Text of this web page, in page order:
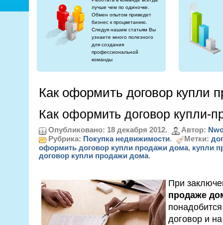
лучше чем по одиночке.
Обмен опытом приведет
бизнес к процветанию.
Следуя нашим статьям Вы
узнаете много полезного
для создания
профессиональной
команды
Как оформить договор купли
Как оформить договор купли-
Опубликовано: 18 декабря 2012. Автор:
Рубрика: Покупка недвижимости. Метки:
оформить договор купли продажи дома, купли
договор купли продажи дома.
При
продаже
договор и